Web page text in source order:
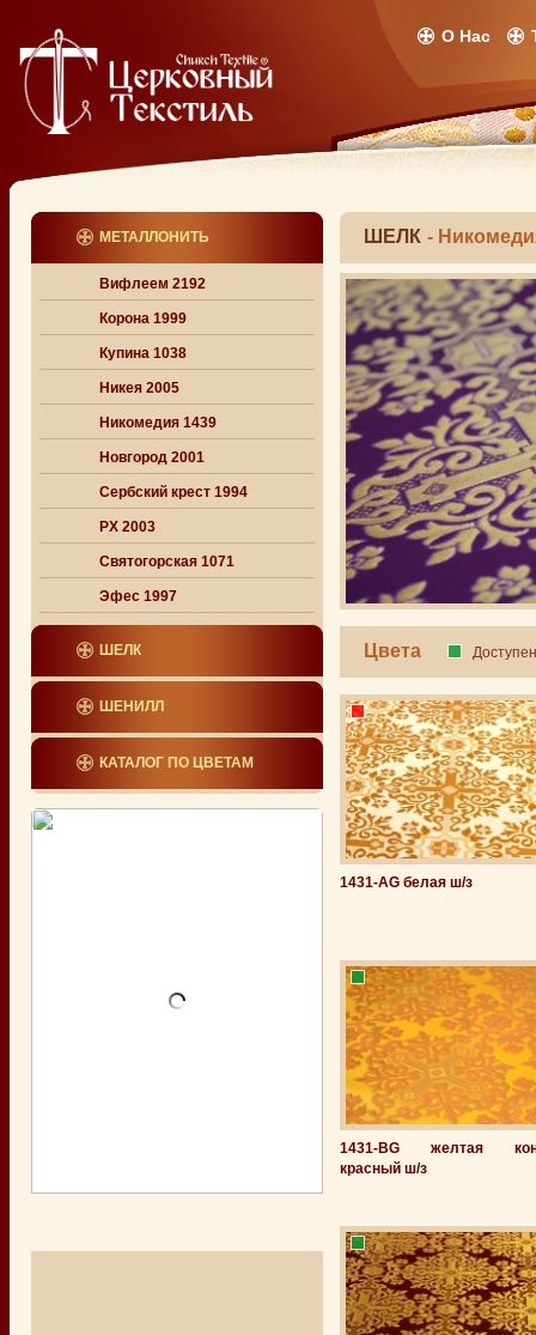
О Нас
МЕТАЛЛОНИТЬ
Вифлеем 2192
Корона 1999
Купина 1038
Никея 2005
Никомедия 1439
Новгород 2001
Сербский крест 1994
РХ 2003
Святогорская 1071
Эфес 1997
ШЕЛК
ШЕНИЛЛ
КАТАЛОГ ПО ЦВЕТАМ
ШЕЛК -
Цвета Доступен
1431-АG белая ш/з
1431-ВG желтая
красный ш/з